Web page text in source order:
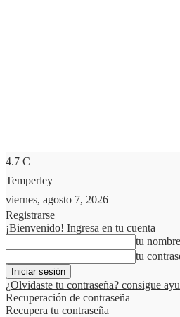
4.7 C
Temperley
viernes, agosto 7, 2026
Registrarse
¡Bienvenido! Ingresa en tu cuenta
tu
tu
¿Olvidaste tu contraseña? consigue
Recuperación de contraseña
Recupera tu contraseña